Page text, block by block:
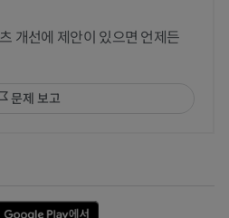
개선에 제안이 있으면 언제든
문제 보고